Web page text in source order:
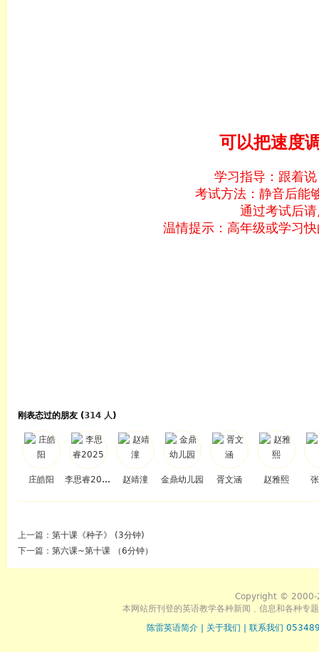
可以把速度
学习指导：跟着
考试方法：静音后能
通过考试后请
温情提示：高年级或学习
刚表态过的朋友 (314 人)
庄皓阳 李思睿2025 赵靖潼 金鼎幼儿园 胥文涵 赵雅熙
上一篇： 第十课《种子》 (3分钟)
下一篇： 第六课~第十课 （6分钟）
Copyright © 2000-
本网站所刊登的英语教学各种新闻﹑信息和各种专
陈雷英语简介
关于我们 联系我们